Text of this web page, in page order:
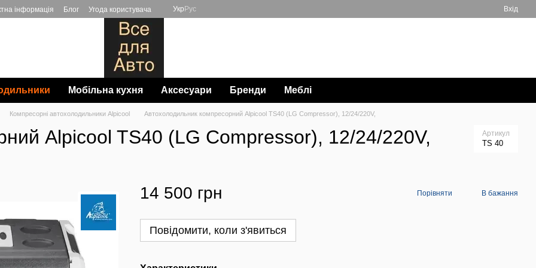
інформація Блог Угода користувача Укр Рус Вхід
Мобільна кухня Аксесуари Бренди Меблі
Компресорні автохолодильники Alpicool Автохолодильник компресорний Alpicool TS40 (LG Compressor), 12/24/220V,
Alpicool TS40 (LG Compressor), 12/24/220V, Артикул
TS 40
14 500 грн Порівняти В бажання
Повідомити, коли з'явиться